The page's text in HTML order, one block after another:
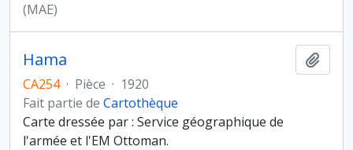
(MAE)
Hama
CA254 · Pièce · 1920
Fait partie de Cartothèque
Carte dressée par : Service géographique de
l'armée et l'EM Ottoman.